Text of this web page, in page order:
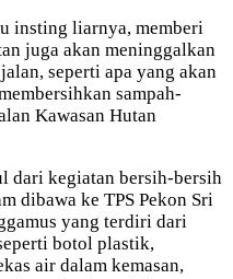
insting liarnya, memberi
juga akan meninggalkan
seperti apa yang akan
sampah-
Kawasan Hutan
dari kegiatan bersih-bersih
dibawa ke TPS Pekon Sri
yang terdiri dari
botol plastik,
air dalam kemasan,